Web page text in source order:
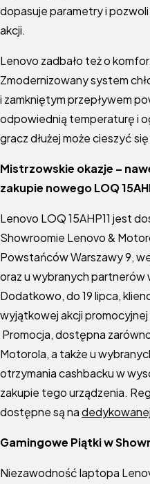
dopasuje parametry i
akcji.
Lenovo zadbało też o
Zmodernizowany system
i zamkniętym przepływem
odpowiednią temperaturę i
gracz dłużej może cieszyć
Mistrzowskie okazje –
zakupie nowego LOQ
Lenovo LOQ 15AHP11 jest
Showroomie Lenovo &
Powstańców Warszawy 9,
oraz u wybranych partnerów
Dodatkowo, do 19 lipca,
wyjątkowej akcji promocyjnej
Promocja, dostępna
Motorola, a także u
otrzymania cashbacku w
zakupie tego urządzenia.
dostępne są na
Gamingowe Piątki w
Niezawodność laptopa